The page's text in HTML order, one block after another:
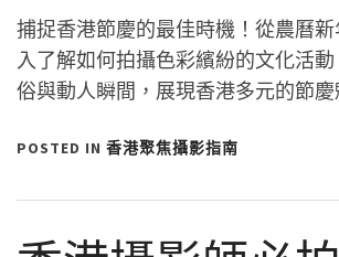
捕捉香港節慶的最佳時機！從農曆
入了解如何拍攝色彩繽紛的文化活
俗與動人瞬間，展現香港多元的節慶
POSTED IN 香港聚焦攝影指南